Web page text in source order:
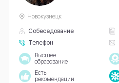
Собеседование
Телефон
Новокузнецк
Высшее
образование
Есть
рекомендации